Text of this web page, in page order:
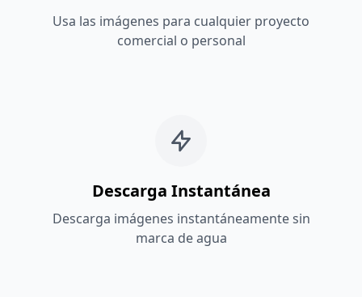
Usa las imágenes para cualquier proyecto
comercial o personal
Descarga Instantánea
Descarga imágenes instantáneamente sin
marca de agua